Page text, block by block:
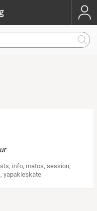
, info, matos,session,
,yapakleskate